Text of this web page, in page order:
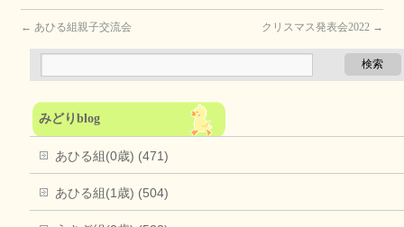
← あひる組親子交流会 クリスマス発表会2022 →
みどりblog
あひる組(0歳) (471)
あひる組(1歳) (504)